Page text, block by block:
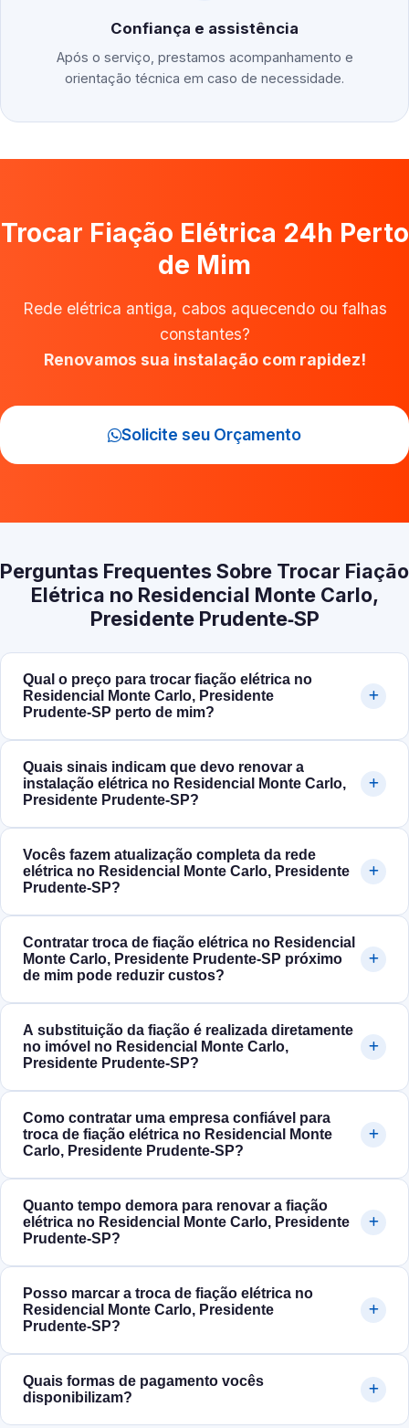
Confiança e assistência
Após o serviço, prestamos acompanhamento e
orientação técnica em caso de necessidade.
Trocar Fiação Elétrica 24h Perto
de Mim
Rede elétrica antiga, cabos aquecendo ou falhas
constantes?
Renovamos sua instalação com rapidez!
Solicite seu Orçamento
Perguntas Frequentes Sobre Trocar Fiação
Elétrica no Residencial Monte Carlo,
Presidente Prudente‑SP
Qual o preço para trocar fiação elétrica no
Residencial Monte Carlo, Presidente
Prudente‑SP perto de mim?
Quais sinais indicam que devo renovar a
instalação elétrica no Residencial Monte Carlo,
Presidente Prudente‑SP?
Vocês fazem atualização completa da rede
elétrica no Residencial Monte Carlo, Presidente
Prudente‑SP?
Contratar troca de fiação elétrica no Residencial
Monte Carlo, Presidente Prudente‑SP próximo
de mim pode reduzir custos?
A substituição da fiação é realizada diretamente
no imóvel no Residencial Monte Carlo,
Presidente Prudente‑SP?
Como contratar uma empresa confiável para
troca de fiação elétrica no Residencial Monte
Carlo, Presidente Prudente‑SP?
Quanto tempo demora para renovar a fiação
elétrica no Residencial Monte Carlo, Presidente
Prudente‑SP?
Posso marcar a troca de fiação elétrica no
Residencial Monte Carlo, Presidente
Prudente‑SP?
Quais formas de pagamento vocês
disponibilizam?